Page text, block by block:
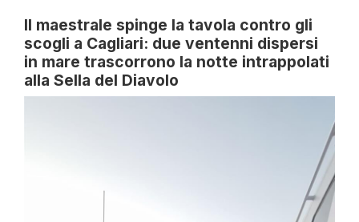
Il maestrale spinge la tavola contro gli
scogli a Cagliari: due ventenni dispersi
in mare trascorrono la notte intrappolati
alla Sella del Diavolo